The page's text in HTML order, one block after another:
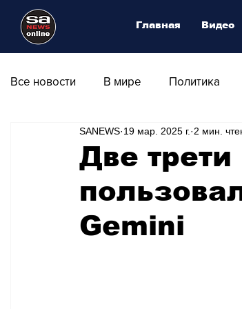
Все новости В мире Политика
Общество Армия Аналитика
Транспорт Культура Магия
Две
Gemini
SANEWS 19 мар. 2025 г. 2 мин.
Главная Видео